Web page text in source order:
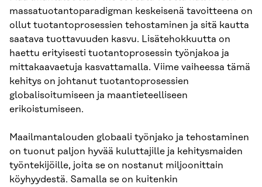
massatuotantoparadigman keskeisenä tavoitteena on
ollut tuotantoprosessien tehostaminen ja sitä kautta
saatava tuottavuuden kasvu. Lisätehokkuutta on
haettu erityisesti tuotantoprosessin työnjakoa ja
mittakaavaetuja kasvattamalla. Viime vaiheessa tämä
kehitys on johtanut tuotantoprosessien
globalisoitumiseen ja maantieteelliseen
erikoistumiseen.
Maailmantalouden globaali työnjako ja tehostaminen
on tuonut paljon hyvää kuluttajille ja kehitysmaiden
työntekijöille, joita se on nostanut miljoonittain
köyhyydestä. Samalla se on kuitenkin